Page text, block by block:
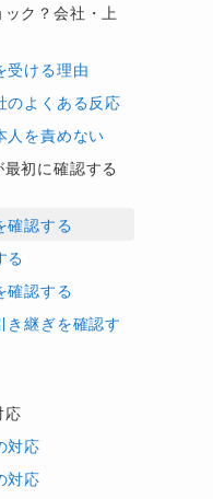
ク？会社・上
受ける理由
のよくある反応
人を責めない
初に確認する
確認する
る
確認する
き継ぎを確認す
応
対応
対応